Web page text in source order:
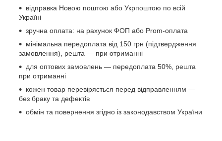
відправка Новою поштою або Укрпоштою по всій
Україні
зручна оплата: на рахунок ФОП або Prom-оплата
мінімальна передоплата від 150 грн (підтвердження
замовлення), решта — при отриманні
для оптових замовлень — передоплата 50%, решта
при отриманні
кожен товар перевіряється перед відправленням —
без браку та дефектів
обмін та повернення згідно із законодавством України